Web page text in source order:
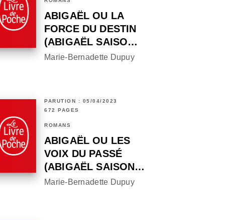
ABIGAËL OU LA
FORCE DU DESTIN
(ABIGAËL SAISO…
Marie-Bernadette Dupuy
PARUTION : 05/04/2023
672 PAGES
ROMANS
ABIGAËL OU LES
VOIX DU PASSÉ
(ABIGAËL SAISON…
Marie-Bernadette Dupuy